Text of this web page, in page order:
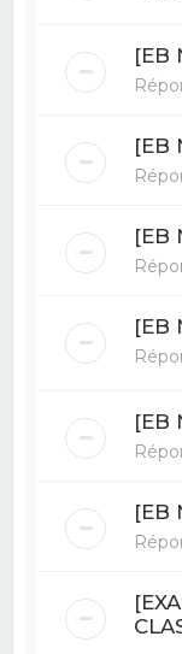
[EB
[EB
[EB
[EB
[EB
[EB